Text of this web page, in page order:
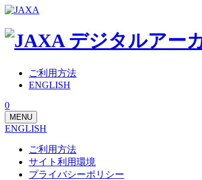
ご利用方法
ENGLISH
0
MENU
ENGLISH
ご利用方法
サイト利用環境
プライバシーポリシー